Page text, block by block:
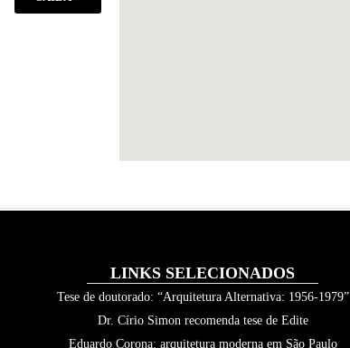
LINKS SELECIONADOS
Tese de doutorado: “Arquitetura Alternativa: 1956-1979”
Dr. Círio Simon recomenda tese de Edite
Eduardo Corona: arquitetura moderna em São Paulo